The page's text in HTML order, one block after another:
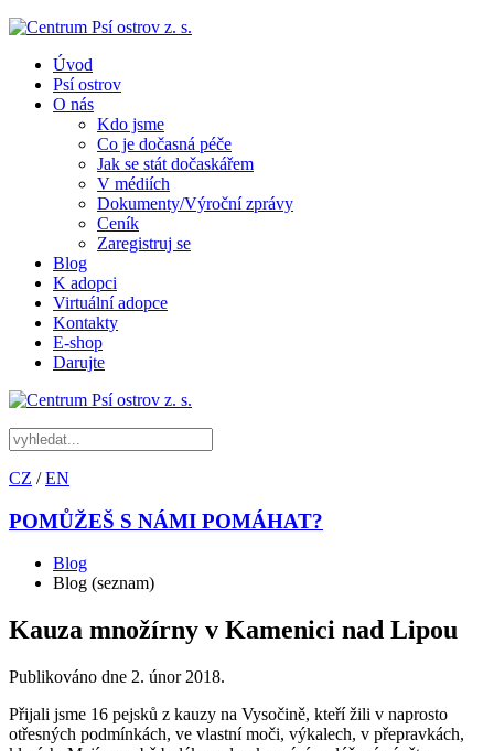
Úvod
Psí ostrov
O nás
Kdo jsme
Co je dočasná péče
Jak se stát dočaskářem
V médiích
Dokumenty/Výroční zprávy
Ceník
Zaregistruj se
Blog
K adopci
Virtuální adopce
Kontakty
E-shop
Darujte
CZ /EN
POMŮŽEŠ S NÁMI POMÁHAT?
Blog
Blog (seznam)
Kauza množírny v Kamenici nad Lipou
Publikováno dne 2. únor 2018.
Přijali jsme 16 pejsků z kauzy na Vysočině, kteří žili v naprosto
otřesných podmínkách, ve vlastní moči, výkalech, v přepravkách,